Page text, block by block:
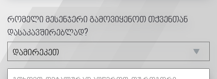
რომელი მესენჯერი გამოვიყენოთ თქვენთან
დასაკავშირებლად?